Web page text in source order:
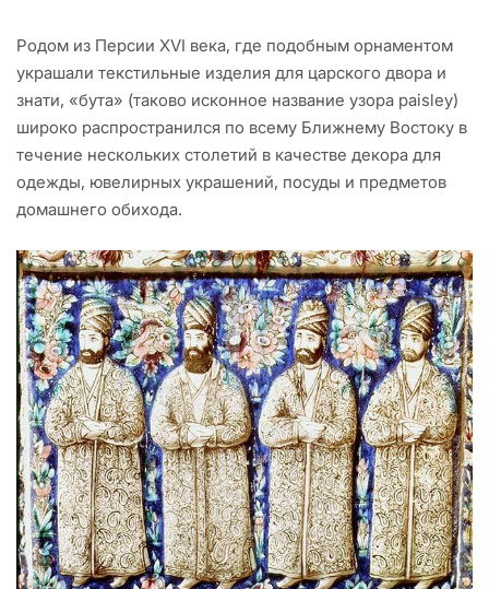
Родом из Персии XVI века, где подобным орнаментом
украшали текстильные изделия для царского двора и
знати, «бута» (таково исконное название узора paisley)
широко распространился по всему Ближнему Востоку в
течение нескольких столетий в качестве декора для
одежды, ювелирных украшений, посуды и предметов
домашнего обихода.